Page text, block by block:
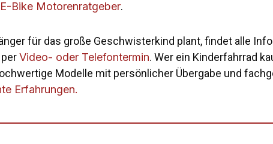
E-Bike Motorenratgeber.
für das große Geschwisterkind plant, findet alle
Video- oder Telefontermin. Wer ein Kinderfahrrad
Modelle mit persönlicher Übergabe und
Erfahrungen.